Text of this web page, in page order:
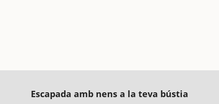
Escapada amb nens a la teva bústia